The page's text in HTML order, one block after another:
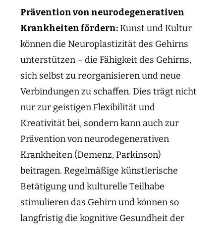
Prävention von neurodegenerativen
Krankheiten fördern:Kunst und Kultur
können die Neuroplastizität des Gehirns
unterstützen – die Fähigkeit des Gehirns,
sich selbst zu reorganisieren und neue
Verbindungen zu schaffen. Dies trägt nicht
nur zur geistigen Flexibilität und
Kreativität bei, sondern kann auch zur
Prävention von neurodegenerativen
Krankheiten (Demenz, Parkinson)
beitragen. Regelmäßige künstlerische
Betätigung und kulturelle Teilhabe
stimulieren das Gehirn und können so
langfristig die kognitive Gesundheit der